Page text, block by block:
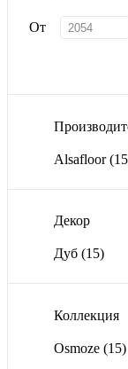
От
Alsafloor
Декор
Дуб (15)
Коллекция
Osmoze (15)